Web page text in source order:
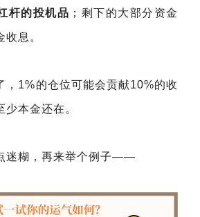
杆的投机品 ；剩下的大部分资金
息。
，1%的仓位可能会贡献10%的收
本金还在。
迷糊，再来举个例子——